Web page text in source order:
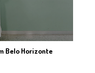
Belo Horizonte